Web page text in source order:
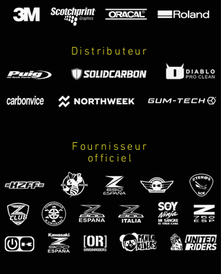
Distributeur
Fournisseur
officiel